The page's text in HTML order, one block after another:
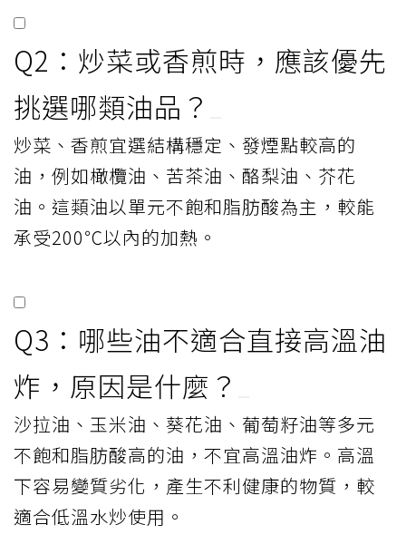
Q2：炒菜或香煎時，應該優先
挑選哪類油品？
炒菜、香煎宜選結構穩定、發煙點較高的
油，例如橄欖油、苦茶油、酪梨油、芥花
油。這類油以單元不飽和脂肪酸為主，較能
承受200℃以內的加熱。
Q3：哪些油不適合直接高溫油
炸，原因是什麼？
沙拉油、玉米油、葵花油、葡萄籽油等多元
不飽和脂肪酸高的油，不宜高溫油炸。高溫
下容易變質劣化，產生不利健康的物質，較
適合低溫水炒使用。